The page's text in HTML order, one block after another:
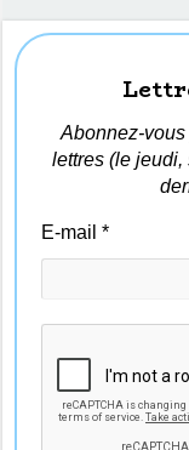
Abonnez-
lettres (le
E-mail*